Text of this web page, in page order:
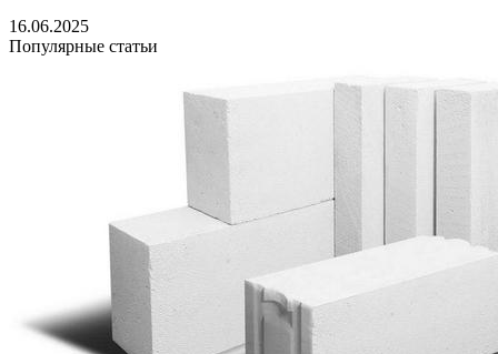
16.06.2025
Популярные статьи